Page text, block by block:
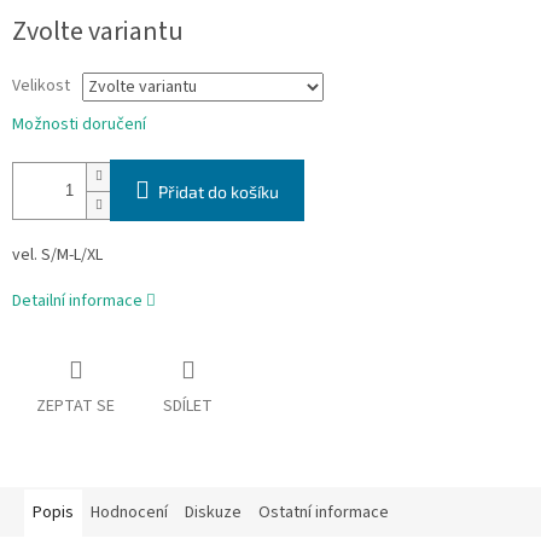
cena:
Zvolte variantu
Velikost
Možnosti doručení
Přidat do košíku
vel. S/M-L/XL
Detailní informace
ZEPTAT SE SDÍLET
Popis Hodnocení Diskuze Ostatní informace